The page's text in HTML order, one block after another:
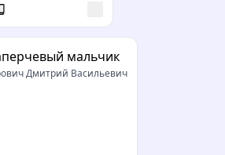
мальчик
Дмитрий Васильевич